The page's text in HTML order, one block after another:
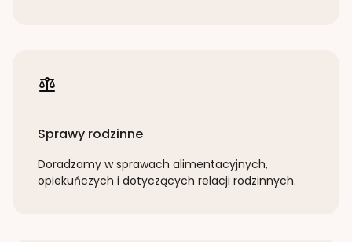
Sprawy rodzinne
Doradzamy w sprawach alimentacyjnych,
opiekuńczych i dotyczących relacji rodzinnych.